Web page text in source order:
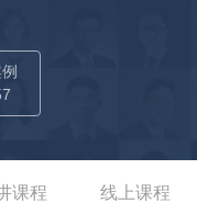
亿 【01】-带领瑞承
份额母基金1.25亿，
2018年：连续投资业
全国倒数第二提升为全
课程 线上课程